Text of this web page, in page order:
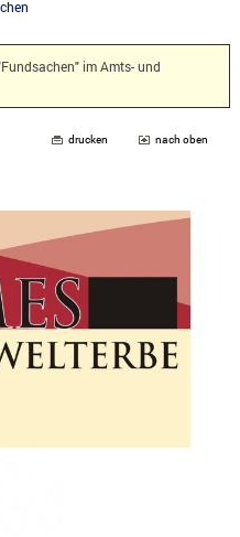
im Amts- und
drucken nach oben